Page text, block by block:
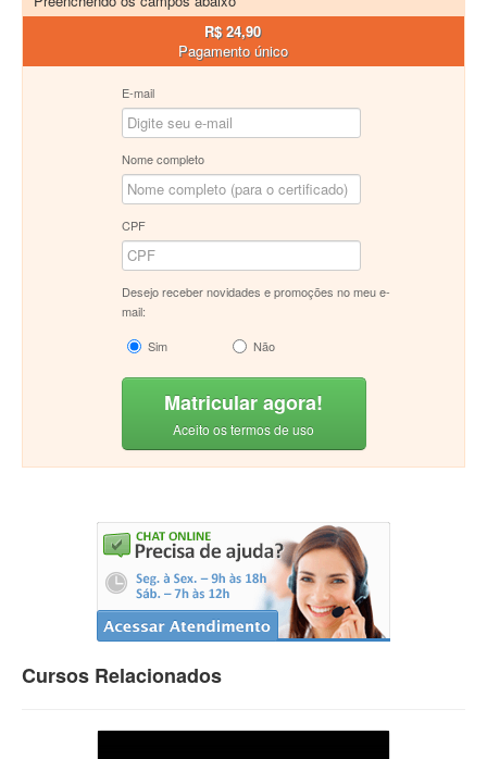
R$ 24,90
Pagamento único
E-mail
Nome completo
CPF
Desejo receber novidades e promoções no meu e-
mail:
Sim
Não
Matricular agora!
Aceito os termos de uso
Cursos Relacionados